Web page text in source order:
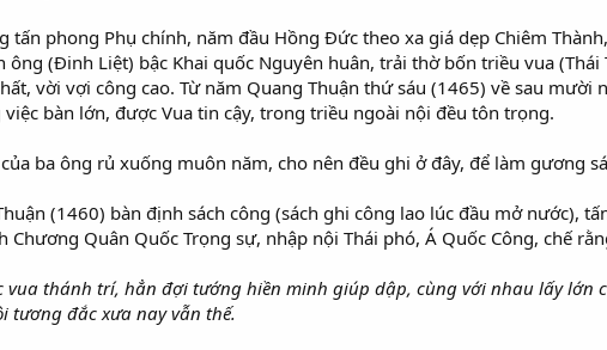
tấn phong Phụ chính, năm đầu Hồng Đức theo xa giá dẹp Chiêm
ông (Đinh Liệt) bậc Khai quốc Nguyên huân, trải thờ bốn triều vua (Thái
vời vợi công cao. Từ năm Quang Thuận thứ sáu (1465) về sau
bàn lớn, được Vua tin cậy, trong triều ngoài nội đều tôn trọng.
ba ông rủ xuống muôn năm, cho nên đều ghi ở đây, để làm gương
(1460) bàn định sách công (sách ghi công lao lúc đầu mở nước),
Chương Quân Quốc Trọng sự, nhập nội Thái phó, Á Quốc Công, chế
vua thánh trí, hẳn đợi tướng hiền minh giúp dập, cùng với nhau lấy
tương đắc xưa nay vẫn thế.